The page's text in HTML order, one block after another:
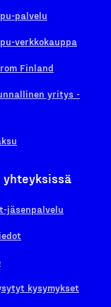
palvelu
verkkokauppa
Finland
yritys -
yhteyksissä
jäsenpalvelu
kysymykset